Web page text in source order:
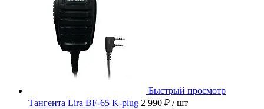
Быстрый просмотр
Тангента Lira BF-65 K-plug 2 990 ₽ / шт